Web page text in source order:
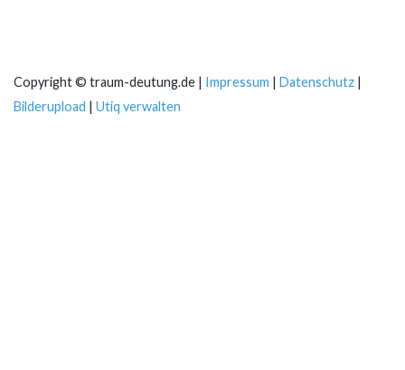
Copyright © traum-deutung.de | Impressum | Datenschutz |
Bilderupload | Utiq verwalten